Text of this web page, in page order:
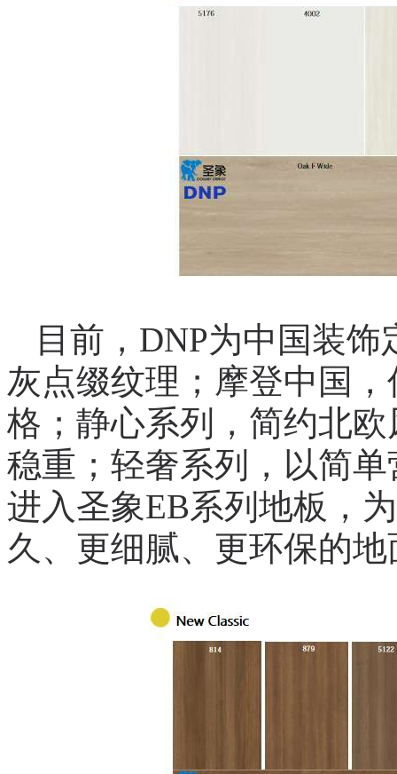
目前，DNP为中国装
灰点缀纹理；摩登中国
格；静心系列，简约北
稳重；轻奢系列，以简
进入圣象EB系列地板，
久、更细腻、更环保的